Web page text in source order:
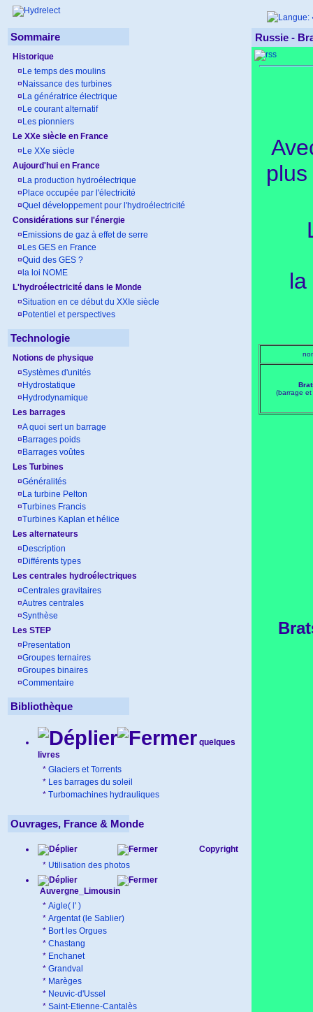
Sommaire
Historique
¤ Le temps des moulins
¤ Naissance des turbines
¤ La génératrice électrique
¤ Le courant alternatif
¤ Les pionniers
Le XXe siècle en France
¤ Le XXe siècle
Aujourd'hui en France
¤ La production hydroélectrique
¤ Place occupée par l'électricité
¤Quel développement pour l'hydroélectricité
Considérations sur l'énergie
¤ Emissions de gaz à effet de serre
¤ Les GES en France
¤Quid des GES ?
¤ la loi NOME
L'hydroélectricité dans le Monde
¤Situation en ce début du XXIe siècle
¤ Potentiel et perspectives
Technologie
Notions de physique
¤Systèmes d'unités
¤ Hydrostatique
¤ Hydrodynamique
Les barrages
¤A quoi sert un barrage
¤ Barrages poids
¤ Barrages voûtes
Les Turbines
¤Généralités
¤ La turbine Pelton
¤Turbines Francis
¤Turbines Kaplan et hélice
Les alternateurs
¤ Description
¤ Différents types
Les centrales hydroélectriques
¤Centrales gravitaires
¤Autres centrales
¤Synthèse
Les STEP
¤ Presentation
¤Groupes ternaires
¤Groupes binaires
¤Commentaire
Bibliothèque
quelques
livres
* Glaciers et Torrents
* Les barrages du soleil
* Turbomachines hydrauliques
Ouvrages, France & Monde
Copyright
* Utilisation des photos
Auvergne_Limousin
* Aigle( l' )
* Argentat (le Sablier)
* Bort les Orgues
* Chastang
* Enchanet
* Grandval
* Marèges
* Neuvic-d'Ussel
* Saint-Etienne-Cantalès
Russie -
la
(barrage